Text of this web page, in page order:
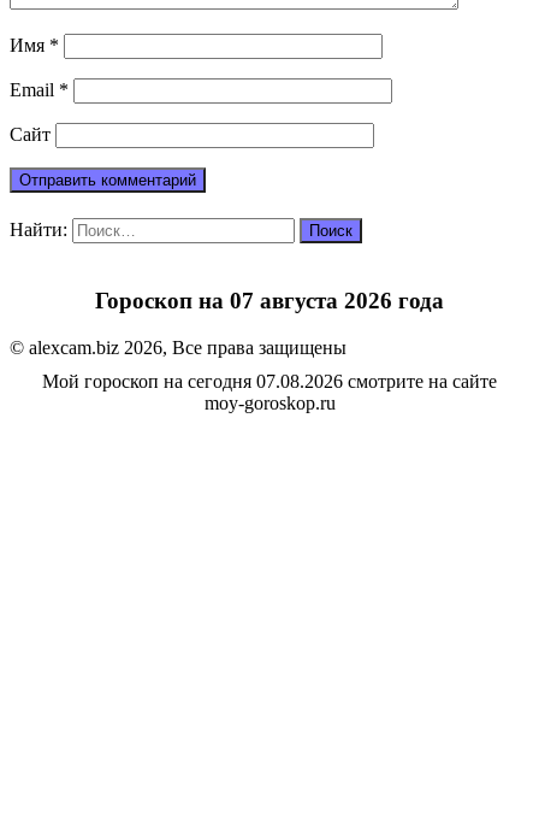
Имя *
Email *
Сайт
Найти:
Гороскоп на 07 августа 2026 года
© alexcam.biz 2026, Все права защищены
Мой гороскоп на сегодня 07.08.2026 смотрите на сайте
moy-goroskop.ru